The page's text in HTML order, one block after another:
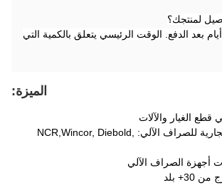
ج: عادة ما يكون 1-7 أيام بعد الدفع. الوقت الرئيسي يتعلق بالكمية التي
الميزة:
أكثر من 10 علامات تجارية للصراف الآلي: NCR,Wincor, Diebold,